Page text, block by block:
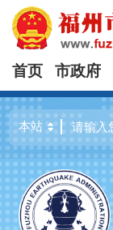
首页 市政府